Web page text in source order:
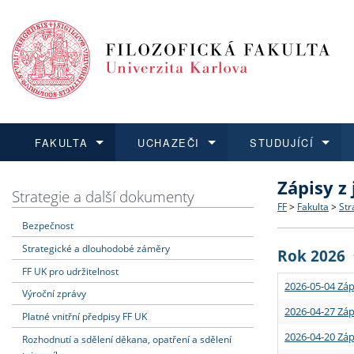
FAKULTA
Dozvědět se více
Struktura
Strategie
Podpora
UCHAZEČI
Podat přihlášku
Co
Učitelské
STUDUJÍCÍ
Dozvědět se více
Rigorózní
Dozvědět se více
O vědě a
Granty a
Dozvědět se více
Aktuální
Strategie a další dokumenty
Bezpečnost
Strategické a dlouhodobé záměry
FF UK pro udržitelnost
Výroční zprávy
Platné vnitřní předpisy FF UK
Rozhodnutí a sdělení děkana, opatření a sdělení
Zápisy
FF > Fakulta >
Rok 2026
2026-05-04
2026-04-27
2026-04-20